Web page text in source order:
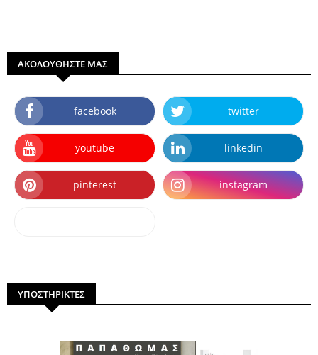
ΑΚΟΛΟΥΘΗΣΤΕ ΜΑΣ
facebook twitter
youtube linkedin
pinterest instagram
ΥΠΟΣΤΗΡΙΚΤΕΣ